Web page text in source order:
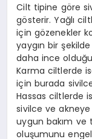
Cilt tipine göre
gösterir. Yağlı
için gözenekler
yaygın bir
daha ince
Karma ciltlerde
için burada
Hassas ciltlerde
sivilce ve akneye
uygun bakım
oluşumunu